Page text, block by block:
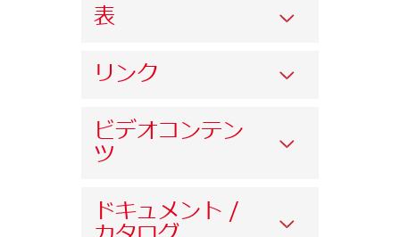
表
リンク
ビデオコンテン
ツ
ドキュメント /